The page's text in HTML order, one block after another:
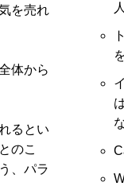
を売れ
体から
るとい
のこ
、パラ